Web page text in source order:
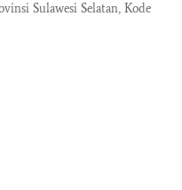
Sulawesi Selatan, Kode